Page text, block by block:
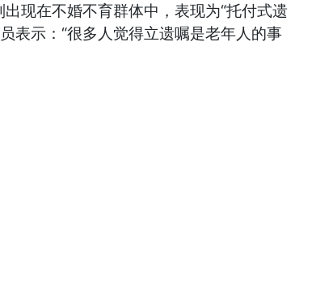
现在不婚不育群体中，表现为“托付式遗
表示：“很多人觉得立遗嘱是老年人的事